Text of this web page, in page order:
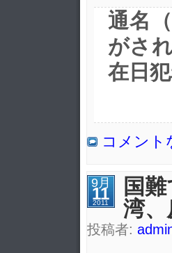
通名
がさ
在日
コメント
9月
11
2011
国
湾、
投稿者: